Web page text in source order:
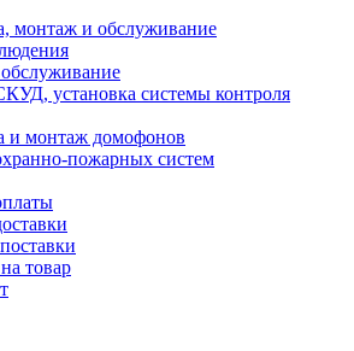
монтаж и обслуживание
установка системы контроля
и монтаж домофонов
пожарных систем
товар